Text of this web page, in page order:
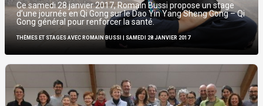
Ce samedi 28 janvier 2017, Romain Bussi propose un stage
d’une journée en Qi Gong sur le Dao Yin Yang Sheng Gong – Qi
Gong général pour renforcer la santé.
THÈMES ET STAGES AVEC ROMAIN BUSSI | SAMEDI 28 JANVIER 2017